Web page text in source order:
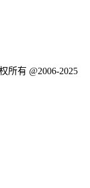
所有 @2006-2025